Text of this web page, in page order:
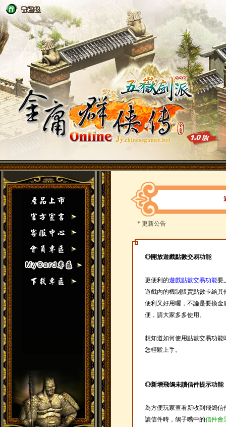
* 更新公告
◎開放遊戲點數交易功能
更便利的遊戲點數交易功能要
遊戲內的機制販賣點數卡給
便利又好用喔，不論是要換
便，請大家多多使用。
想知道如何使用點數交易功能
您輕鬆上手。
◎新增飛鴿未讀信件提示功能
為方便玩家查看新收到飛鴿
讀信件時，鴿子嘴中的信件會